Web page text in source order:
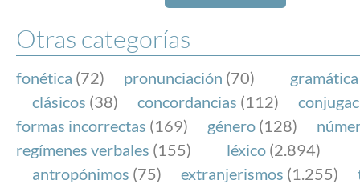
Otras categorías
fonética (72) pronunciación (70) gramática
clásicos (38) concordancias (112)
formas incorrectas (169) género (128)
regímenes verbales (155) léxico (2.894)
antropónimos (75) extranjerismos (1.255)